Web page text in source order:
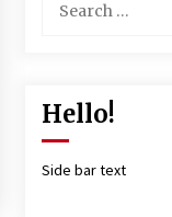
Hello!
Side bar text